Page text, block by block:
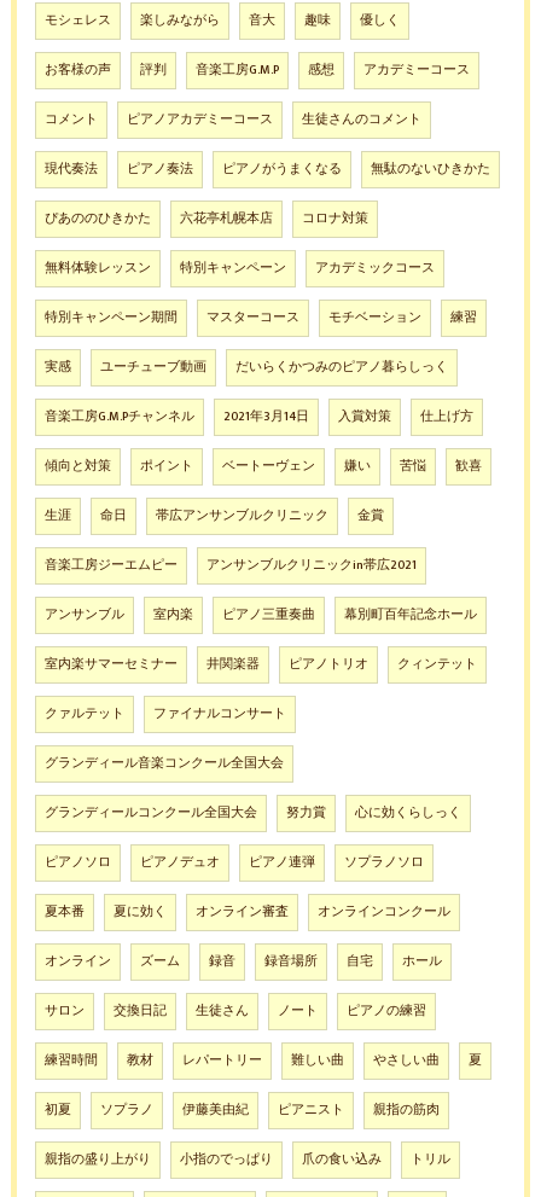
モシェレス 楽しみながら 音大 趣味 優しく
お客様の声 評判 音楽工房G.M.P 感想 アカデミーコース
コメント ピアノアカデミーコース 生徒さんのコメント
現代奏法 ピアノ奏法 ピアノがうまくなる 無駄のないひきかた
ぴあののひきかた 六花亭札幌本店 コロナ対策
無料体験レッスン 特別キャンペーン アカデミックコース
特別キャンペーン期間 マスターコース モチベーション 練習
実感 ユーチューブ動画 だいらくかつみのピアノ暮らしっく
音楽工房G.M.Pチャンネル 2021年3月14日 入賞対策 仕上げ方
傾向と対策 ポイント ベートーヴェン 嫌い 苦悩 歓喜
生涯 命日 帯広アンサンブルクリニック 金賞
音楽工房ジーエムピー アンサンブルクリニックin帯広2021
アンサンブル 室内楽 ピアノ三重奏曲 幕別町百年記念ホール
室内楽サマーセミナー 井関楽器 ピアノトリオ クィンテット
クァルテット ファイナルコンサート
グランディール音楽コンクール全国大会
グランディールコンクール全国大会 努力賞 心に効くらしっく
ピアノソロ ピアノデュオ ピアノ連弾 ソプラノソロ
夏本番 夏に効く オンライン審査 オンラインコンクール
オンライン ズーム 録音 録音場所 自宅 ホール
サロン 交換日記 生徒さん ノート ピアノの練習
練習時間 教材 レパートリー 難しい曲 やさしい曲 夏
初夏 ソプラノ 伊藤美由紀 ピアニスト 親指の筋肉
親指の盛り上がり 小指のでっぱり 爪の食い込み トリル